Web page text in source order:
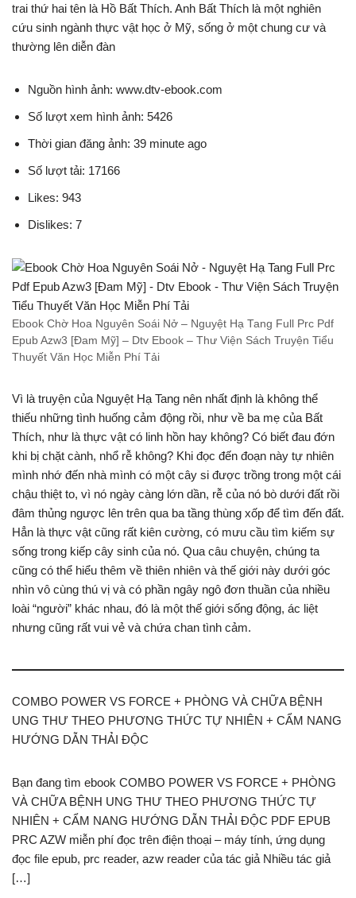
trai thứ hai tên là Hồ Bất Thích. Anh Bất Thích là một nghiên
cứu sinh ngành thực vật học ở Mỹ, sống ở một chung cư và
thường lên diễn đàn
Nguồn hình ảnh: www.dtv-ebook.com
Số lượt xem hình ảnh: 5426
Thời gian đăng ảnh: 39 minute ago
Số lượt tải: 17166
Likes: 943
Dislikes: 7
Ebook Chờ Hoa Nguyên Soái Nở – Nguyệt Hạ Tang Full Prc Pdf
Epub Azw3 [Đam Mỹ] – Dtv Ebook – Thư Viện Sách Truyện Tiểu
Thuyết Văn Học Miễn Phí Tải
Vì là truyện của Nguyệt Hạ Tang nên nhất định là không thể
thiếu những tình huống cảm động rồi, như về ba mẹ của Bất
Thích, như là thực vật có linh hồn hay không? Có biết đau đớn
khi bị chặt cành, nhổ rễ không? Khi đọc đến đoạn này tự nhiên
mình nhớ đến nhà mình có một cây si được trồng trong một cái
chậu thiệt to, vì nó ngày càng lớn dần, rễ của nó bò dưới đất rồi
đâm thủng ngược lên trên qua ba tầng thùng xốp để tìm đến đất.
Hẳn là thực vật cũng rất kiên cường, có mưu cầu tìm kiếm sự
sống trong kiếp cây sinh của nó. Qua câu chuyện, chúng ta
cũng có thể hiểu thêm về thiên nhiên và thế giới này dưới góc
nhìn vô cùng thú vị và có phần ngây ngô đơn thuần của nhiều
loài “người” khác nhau, đó là một thế giới sống động, ác liệt
nhưng cũng rất vui vẻ và chứa chan tình cảm.
COMBO POWER VS FORCE + PHÒNG VÀ CHỮA BỆNH
UNG THƯ THEO PHƯƠNG THỨC TỰ NHIÊN + CẨM NANG
HƯỚNG DẪN THẢI ĐỘC
Bạn đang tìm ebook COMBO POWER VS FORCE + PHÒNG
VÀ CHỮA BỆNH UNG THƯ THEO PHƯƠNG THỨC TỰ
NHIÊN + CẨM NANG HƯỚNG DẪN THẢI ĐỘC PDF EPUB
PRC AZW miễn phí đọc trên điện thoại – máy tính, ứng dụng
đọc file epub, prc reader, azw reader của tác giả Nhiều tác giả
[…]